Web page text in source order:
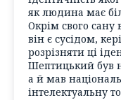
як людина має
Окрім свого сану
він є сусідом,
розрізняти ці
Шептицький був
а й мав
інтелектуальну